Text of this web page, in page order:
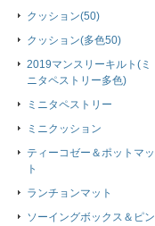
クッション(50)
クッション(多色50)
2019マンスリーキルト(ミ
ニタペストリー多色)
ミニタペストリー
ミニクッション
ティーコゼー＆ポットマッ
ト
ランチョンマット
ソーイングボックス＆ピン